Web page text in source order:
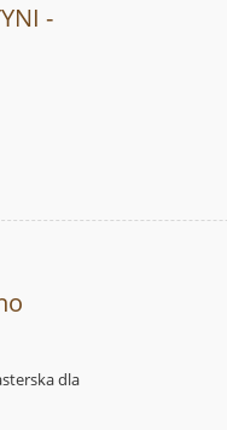
-
dla